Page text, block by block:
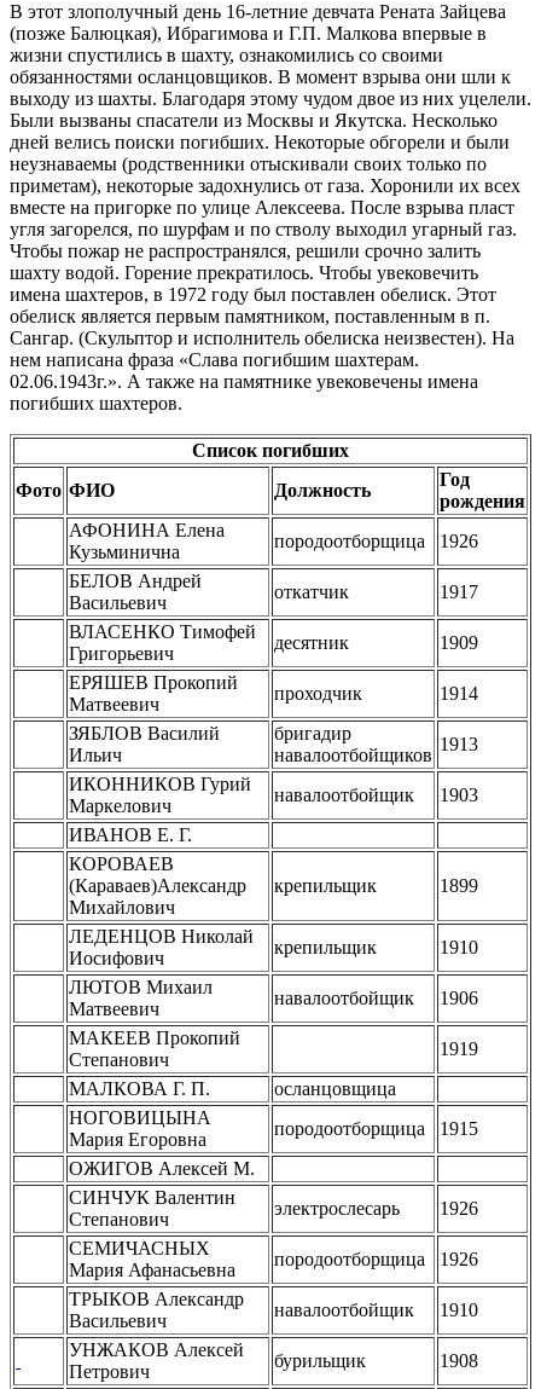
В этот злополучный день 16-летние девчата Рената Зайцева
(позже Балюцкая), Ибрагимова и Г.П. Малкова впервые в
жизни спустились в шахту, ознакомились со своими
обязанностями осланцовщиков. В момент взрыва они шли к
выходу из шахты. Благодаря этому чудом двое из них уцелели.
Были вызваны спасатели из Москвы и Якутска. Несколько
дней велись поиски погибших. Некоторые обгорели и были
неузнаваемы (родственники отыскивали своих только по
приметам), некоторые задохнулись от газа. Хоронили их всех
вместе на пригорке по улице Алексеева. После взрыва пласт
угля загорелся, по шурфам и по стволу выходил угарный газ.
Чтобы пожар не распространялся, решили срочно залить
шахту водой. Горение прекратилось. Чтобы увековечить
имена шахтеров, в 1972 году был поставлен обелиск. Этот
обелиск является первым памятником, поставленным в п.
Сангар. (Скульптор и исполнитель обелиска неизвестен). На
нем написана фраза «Слава погибшим шахтерам.
02.06.1943г.». А также на памятнике увековечены имена
погибших шахтеров.
Список погибших
Фото ФИО Должность
Год
рождения
АФОНИНА Елена
Кузьминична
породоотборщица
1926
БЕЛОВ Андрей
Васильевич
откатчик
1917
ВЛАСЕНКО Тимофей
Григорьевич
десятник
1909
ЕРЯШЕВ Прокопий
Матвеевич
проходчик
1914
ЗЯБЛОВ Василий
Ильич
бригадир
навалоотбойщиков
1913
ИКОННИКОВ Гурий
Маркелович
навалоотбойщик
1903
ИВАНОВ Е. Г.
КОРОВАЕВ
(Караваев)Александр
Михайлович
крепильщик 1899
ЛЕДЕНЦОВ Николай
Иосифович
крепильщик
1910
ЛЮТОВ Михаил
Матвеевич
навалоотбойщик
1906
МАКЕЕВ Прокопий
Степанович
1919
МАЛКОВА Г. П.
осланцовщица
НОГОВИЦЫНА
Мария Егоровна
породоотборщица
1915
ОЖИГОВ Алексей М.
СИНЧУК Валентин
Степанович
электрослесарь
1926
СЕМИЧАСНЫХ
Мария Афанасьевна
породоотборщица
1926
ТРЫКОВ Александр
Васильевич
навалоотбойщик
1910
УНЖАКОВ Алексей
Петрович
бурильщик
1908